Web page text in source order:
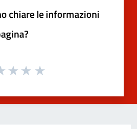
chiare le informazioni